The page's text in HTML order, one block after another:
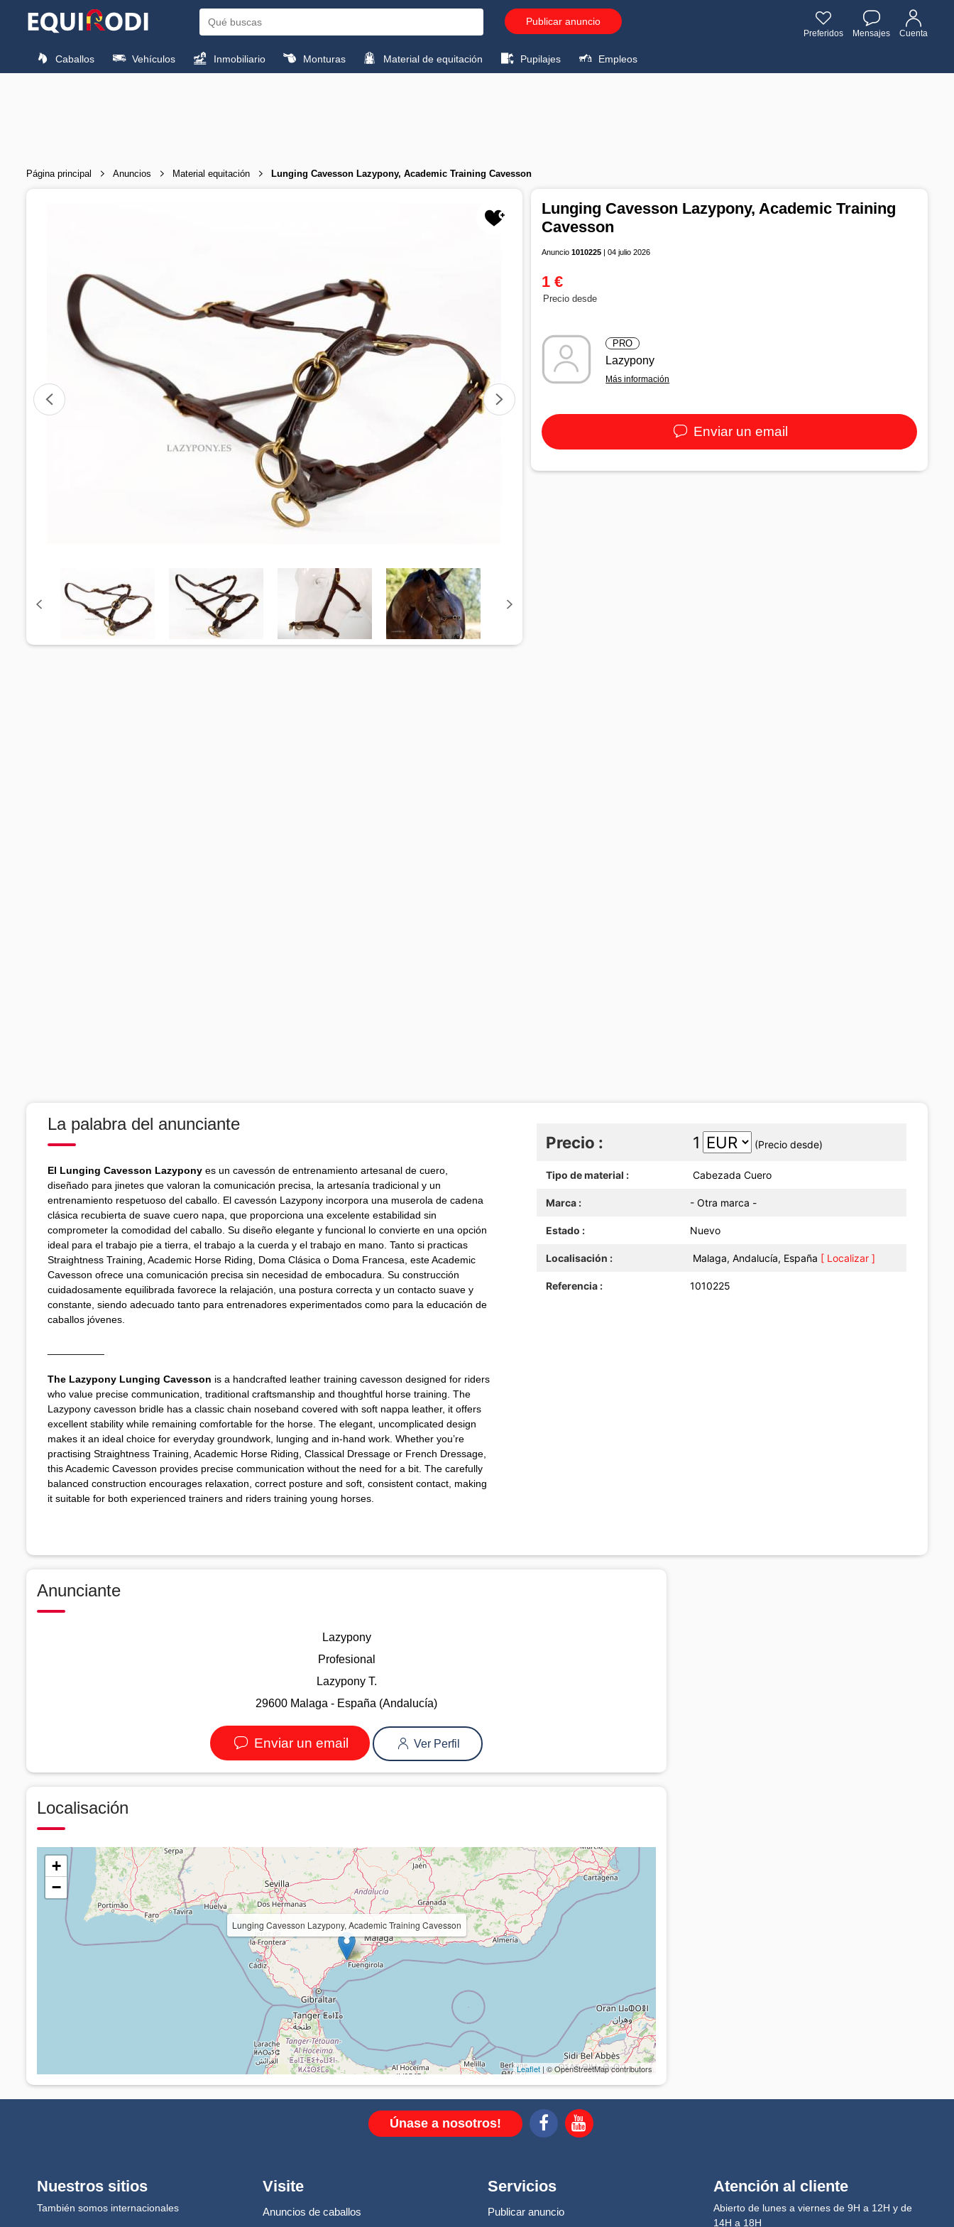
Publicar anuncio
Preferidos Mensajes Cuenta
Caballos Vehículos Inmobiliario Monturas Material de equitación Pupilajes Empleos
Página principal Anuncios Material equitación Lunging Cavesson Lazypony, Academic Training Cavesson
Lunging Cavesson Lazypony, Academic Training
Cavesson
Anuncio1010225 | 04 julio 2026
1 €
Precio desde
PRO
Lazypony
Más información
Enviar un email
La palabra del anunciante
El Lunging Cavesson Lazypony es un cavessón de entrenamiento artesanal de cuero,
diseñado para jinetes que valoran la comunicación precisa, la artesanía tradicional y un
entrenamiento respetuoso del caballo. El cavessón Lazypony incorpora una muserola de cadena
clásica recubierta de suave cuero napa, que proporciona una excelente estabilidad sin
comprometer la comodidad del caballo. Su diseño elegante y funcional lo convierte en una opción
ideal para el trabajo pie a tierra, el trabajo a la cuerda y el trabajo en mano. Tanto si practicas
Straightness Training, Academic Horse Riding, Doma Clásica o Doma Francesa, este Academic
Cavesson ofrece una comunicación precisa sin necesidad de embocadura. Su construcción
cuidadosamente equilibrada favorece la relajación, una postura correcta y un contacto suave y
constante, siendo adecuado tanto para entrenadores experimentados como para la educación de
caballos jóvenes.
The Lazypony Lunging Cavesson is a handcrafted leather training cavesson designed for riders
who value precise communication, traditional craftsmanship and thoughtful horse training. The
Lazypony cavesson bridle has a classic chain noseband covered with soft nappa leather, it offers
excellent stability while remaining comfortable for the horse. The elegant, uncomplicated design
makes it an ideal choice for everyday groundwork, lunging and in-hand work. Whether you’re
practising Straightness Training, Academic Horse Riding, Classical Dressage or French Dressage,
this Academic Cavesson provides precise communication without the need for a bit. The carefully
balanced construction encourages relaxation, correct posture and soft, consistent contact, making
it suitable for both experienced trainers and riders training young horses.
Precio : 1 (Precio desde)
Tipo de material : Cabezada Cuero
Marca : - Otra marca -
Estado : Nuevo
Localisación : Malaga, Andalucía, España [ Localizar ]
Referencia : 1010225
Anunciante
Lazypony
Profesional
Lazypony T.
29600 Malaga - España (Andalucía)
Enviar un email Ver Perfil
Localisación
Lunging Cavesson Lazypony, Academic Training Cavesson
+
−
Leaflet | © OpenStreetMap contributors
Únase a nosotros!
Nuestros sitios
También somos internacionales
Visite
Anuncios de caballos
Servicios
Publicar anuncio
Atención al cliente
Abierto de lunes a viernes de 9H a 12H y de
14H a 18H